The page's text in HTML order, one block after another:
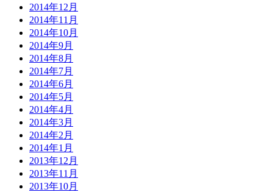
2014年12月
2014年11月
2014年10月
2014年9月
2014年8月
2014年7月
2014年6月
2014年5月
2014年4月
2014年3月
2014年2月
2014年1月
2013年12月
2013年11月
2013年10月